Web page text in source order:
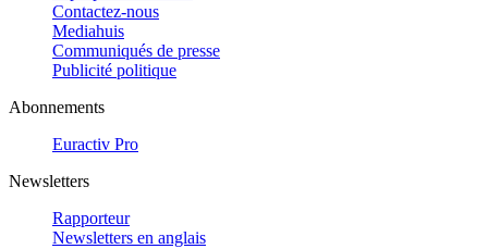
Contactez-nous
Mediahuis
Communiqués de presse
Publicité politique
Abonnements
Euractiv Pro
Newsletters
Rapporteur
Newsletters en anglais